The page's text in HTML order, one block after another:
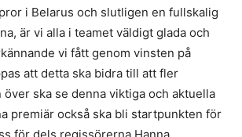
i Belarus och slutligen en fullskalig
är vi alla i teamet väldigt glada och
vi fått genom vinsten på
att detta ska bidra till att fler
ska se denna viktiga och aktuella
premiär också ska bli startpunkten för